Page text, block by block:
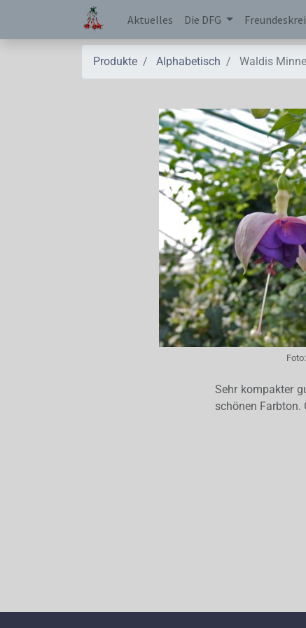
Aktuelles Die DFG
Produkte Alphabetisch Waldis Minne
Foto:
Sehr kompakter
schönen Farbton.